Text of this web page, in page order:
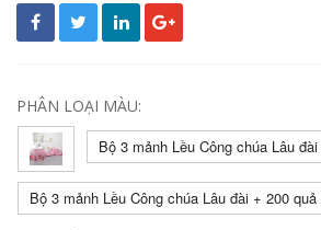
PHÂN LOẠI MÀU:
Bộ 3 mảnh Lều Công chúa Lâu
Bộ 3 mảnh Lều Công chúa Lâu đài + 200 quả